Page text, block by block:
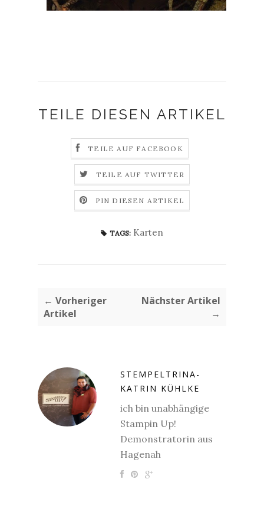
TEILE DIESEN ARTIKEL
TEILE AUF FACEBOOK
TEILE AUF TWITTER
PIN DIESEN ARTIKEL
TAGS: Karten
← Vorheriger
Artikel
Nächster Artikel
→
STEMPELTRINA-
KATRIN KÜHLKE
ich bin unabhängige
Stampin Up!
Demonstratorin aus
Hagenah